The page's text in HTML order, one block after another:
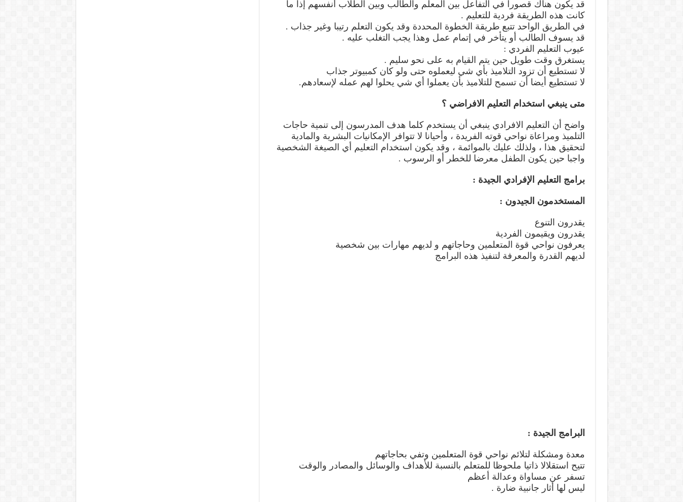
قد يكون هناك قصورا في التفاعل بين المعلم والطالب وبين الطلاب أنفسهم إذا ما
كانت هذه الطريقة فردية للتعليم .
في الطريق الواحد تتبع طريقة الخطوة المحددة وقد يكون التعلم رتيبا وغير جذاب .
قد يسوف الطالب أو يتأخر في إتمام عمل وهذا يجب التغلب عليه .
عيوب التعليم الفردي :
يستغرق وقت طويل حين يتم القيام به على نحو سليم .
لا تستطيع أن تزود التلاميذ بأي شي ليعملوه حتى ولو كان كمبيوتر جذاب
لا تستطيع أيضا أن تسمح للتلاميذ بأن يعملوا أي شي يحلوا لهم عمله لإسعادهم.
متى ينبغي استخدام التعليم الافراضي ؟
واضح أن التعليم الافرادي ينبغي أن يستخدم كلما هدف المدرسون إلى تنمية حاجات
التلميذ ومراعاة نواحي قوته الفريدة ، وأحيانا لا تتوافر الإمكانيات البشرية والمادية
لتحقيق هذا ، ولذلك عليك بالموائمة ، وقد يكون استخدام التعليم أي الصيغة الشخصية
واجبا حين يكون الطفل معرضا للخطر أو الرسوب .
برامج التعليم الإفرادي الجيدة :
المستخدمون الجيدون :
يقدرون التنوع
يقدرون ويقيمون الفردية
يعرفون نواحي قوة المتعلمين وحاجاتهم و لديهم مهارات بين شخصية
لديهم القدرة والمعرفة لتنفيذ هذه البرامج
البرامج الجيدة :
معدة ومشكلة لتلائم نواحي قوة المتعلمين وتفي بحاجاتهم
تتيح استقلالا ذاتيا ملحوظا للمتعلم بالنسبة للأهداف والوسائل والمصادر والوقت
تسفر عن مساواة وعدالة أعظم
ليس لها أثار جانبية ضارة .